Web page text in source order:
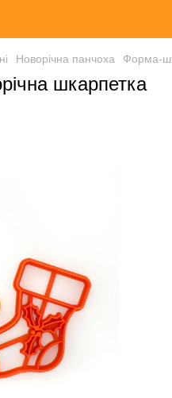
Новорічна панчоха Форма-
шкарпетка